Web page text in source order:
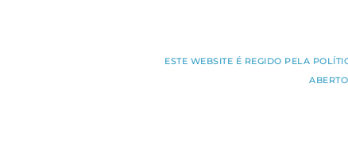
ESTE WEBSITE É REGIDO PELA